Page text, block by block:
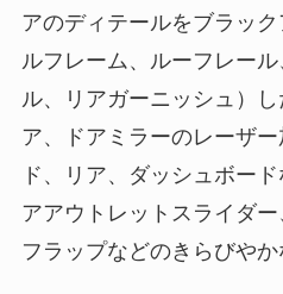
アのディテールをブラッ
ルフレーム、ルーフレー
ル、リアガーニッシュ）
ア、ドアミラーのレーザ
ド、リア、ダッシュボー
アアウトレットスライダ
フラップなどのきらびやか